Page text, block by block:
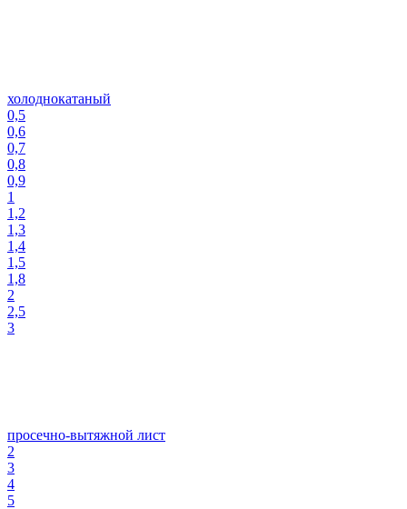
холоднокатаный
0,5
0,6
0,7
0,8
0,9
1
1,2
1,3
1,4
1,5
1,8
2
2,5
3
просечно-вытяжной лист
2
3
4
5